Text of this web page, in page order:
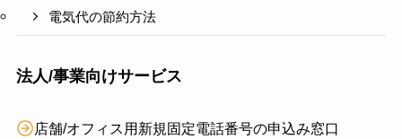
電気代の節約方法
法人/事業向けサービス
店舗/オフィス用新規固定電話番号の申込み窓口